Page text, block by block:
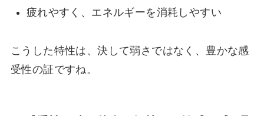
疲れやすく、エネルギーを消耗しやすい
こうした特性は、決して弱さではなく、豊かな感
受性の証ですね。